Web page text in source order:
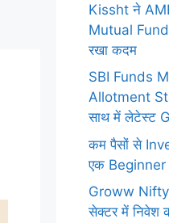
Kissht ने
Mutual
रखा कदम
SBI Funds
Allotment
साथ में लेटेस्ट
कम पैसों से
एक
Groww
सेक्टर में निवेश